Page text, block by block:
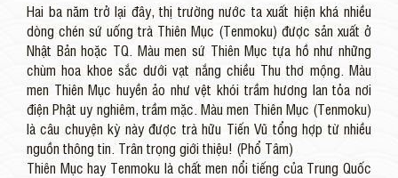
Hai ba năm trở lại đây, thị trường nước ta xuất hiện khá nhiều
dòng chén sứ uống trà Thiên Mục (Tenmoku) được sản xuất ở
Nhật Bản hoặc TQ. Màu men sứ Thiên Mục tựa hồ như những
chùm hoa khoe sắc dưới vạt nắng chiều Thu thơ mộng. Màu
men Thiên Mục huyền ảo như vệt khói trầm hương lan tỏa nơi
điện Phật uy nghiêm, trầm mặc. Màu men Thiên Mục (Tenmoku)
là câu chuyện kỳ này được trà hữu Tiến Vũ tổng hợp từ nhiều
nguồn thông tin. Trân trọng giới thiệu! (Phổ Tâm)
Thiên Mục hay Tenmoku là chất men nổi tiếng của Trung Quốc